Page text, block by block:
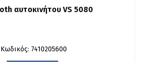
αυτοκινήτου VS 5080
Κωδικός: 7410205600